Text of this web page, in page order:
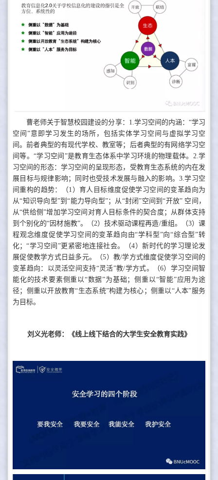
曹老师关于智慧校园建设的分享：1.学习空间的内涵：“学习
空间”意即学习发生的场所，包括实体学习空间与虚拟学习空
间。前者典型的有现代学校、教室等；后者典型的有网络学习空
间等。“学习空间”是教育生态体系中学习环境的物理载体。2.学
习空间的形态：学习空间的呈现形态，受教育生态系统的内在发
展目标与规律影响；同时也受技术发展与融入的影响。3.学习空
间重构的趋势：（1）育人目标维度促使学习空间的变革趋向为
从“知识导向型”到“能力导向型”；从“封闭”空间到“开放” 空间，
从“供给侧”增加学习空间对育人目标条件的契合度；从群体支持
到个别化的“因材施教”。（2）技术驱动课程再造/重组。（3）课
程观念维度促使学习空间的变革趋向由“学科型”向“综合型”转
化；“学习空间”更紧密地连接社会。（4）新时代的学习理论发
展促使教学方式日益多元。（5）教/学方式维度促使学习空间的
变革趋向：以灵活空间支持“灵活”教/学方式。（6）学习空间智
能化的技术要素侧重以“数据”为基础；侧重以“智能”应用为途
径；侧重以开放教育“生态系统”构建为核心；侧重以“人本”服务
为目标。
刘义光老师：《线上线下结合的大学生安全教育实践》